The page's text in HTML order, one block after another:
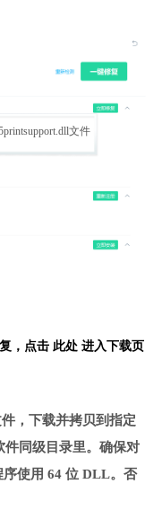
文件
， 点击 此处 进入下载页
，下载并拷贝到指定
件同级目录里。确保对
使用 64 位 DLL。否